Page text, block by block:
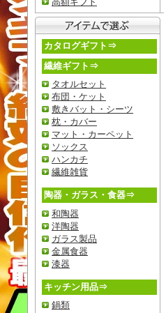
カタログギフト⇒
繊維ギフト⇒
タオルセット
布団・ケット
敷きバット・シーツ
枕・カバー
マット・カーペット
ソックス
ハンカチ
繊維雑貨
陶器・ガラス・食器⇒
和陶器
洋陶器
ガラス製品
金属食器
漆器
キッチン用品⇒
鍋類